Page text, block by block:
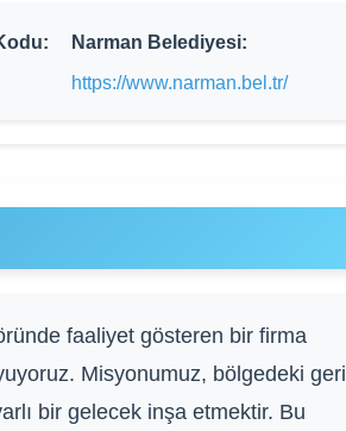
Narman Belediyesi:
https://www.narman.bel.tr/
faaliyet gösteren bir firma
Misyonumuz, bölgedeki geri
bir gelecek inşa etmektir. Bu